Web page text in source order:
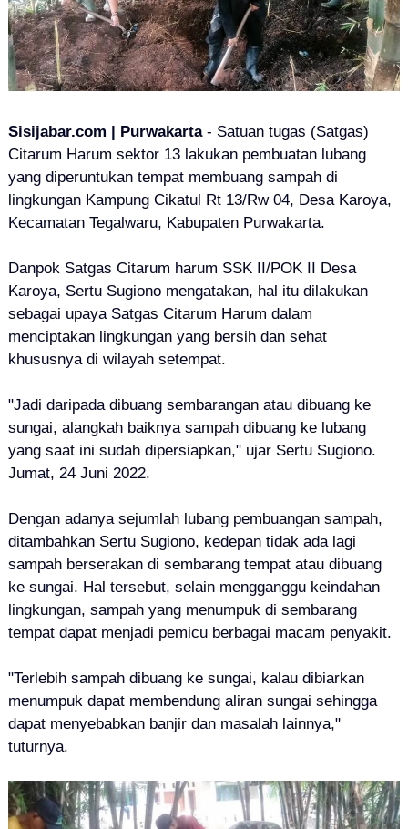
Sisijabar.com | Purwakarta - Satuan tugas (Satgas)
Citarum Harum sektor 13 lakukan pembuatan lubang
yang diperuntukan tempat membuang sampah di
lingkungan Kampung Cikatul Rt 13/Rw 04, Desa Karoya,
Kecamatan Tegalwaru, Kabupaten Purwakarta.
Danpok Satgas Citarum harum SSK II/POK II Desa
Karoya, Sertu Sugiono mengatakan, hal itu dilakukan
sebagai upaya Satgas Citarum Harum dalam
menciptakan lingkungan yang bersih dan sehat
khususnya di wilayah setempat.
"Jadi daripada dibuang sembarangan atau dibuang ke
sungai, alangkah baiknya sampah dibuang ke lubang
yang saat ini sudah dipersiapkan," ujar Sertu Sugiono.
Jumat, 24 Juni 2022.
Dengan adanya sejumlah lubang pembuangan sampah,
ditambahkan Sertu Sugiono, kedepan tidak ada lagi
sampah berserakan di sembarang tempat atau dibuang
ke sungai. Hal tersebut, selain mengganggu keindahan
lingkungan, sampah yang menumpuk di sembarang
tempat dapat menjadi pemicu berbagai macam penyakit.
"Terlebih sampah dibuang ke sungai, kalau dibiarkan
menumpuk dapat membendung aliran sungai sehingga
dapat menyebabkan banjir dan masalah lainnya,"
tuturnya.